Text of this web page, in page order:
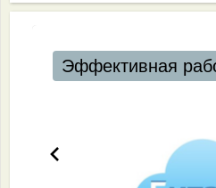
Эффективная